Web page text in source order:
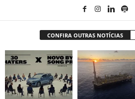
CONFIRA OUTRAS NOTÍCIAS